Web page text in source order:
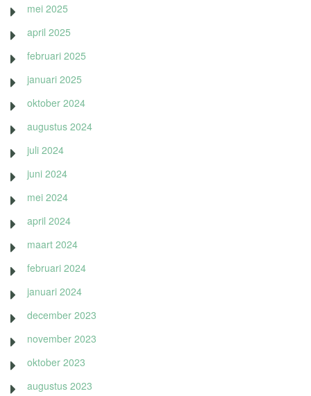
mei 2025
april 2025
februari 2025
januari 2025
oktober 2024
augustus 2024
juli 2024
juni 2024
mei 2024
april 2024
maart 2024
februari 2024
januari 2024
december 2023
november 2023
oktober 2023
augustus 2023